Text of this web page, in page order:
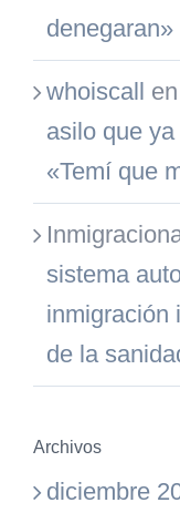
denegaran»
whoiscall en
asilo que
«Temí que
sistema
inmigración
de la
Archivos
diciembre